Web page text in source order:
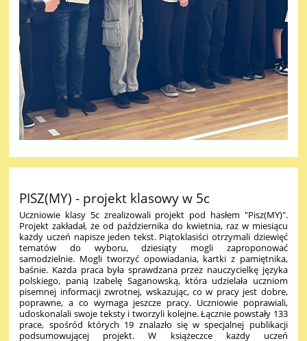
PISZ(MY) - projekt klasowy w 5c
Uczniowie klasy 5c zrealizowali projekt pod hasłem "Pisz(MY)".
Projekt zakładał, że od października do kwietnia, raz w miesiącu
każdy uczeń napisze jeden tekst. Piątoklasiści otrzymali dziewięć
tematów do wyboru, dziesiąty mogli zaproponować
samodzielnie. Mogli tworzyć opowiadania, kartki z pamiętnika,
baśnie. Każda praca była sprawdzana przez nauczycielkę języka
polskiego, panią Izabelę Saganowską, która udzielała uczniom
pisemnej informacji zwrotnej, wskazując, co w pracy jest dobre,
poprawne, a co wymaga jeszcze pracy. Uczniowie poprawiali,
udoskonalali swoje teksty i tworzyli kolejne. Łącznie powstały 133
prace, spośród których 19 znalazło się w specjalnej publikacji
podsumowującej projekt. W książeczce każdy uczeń